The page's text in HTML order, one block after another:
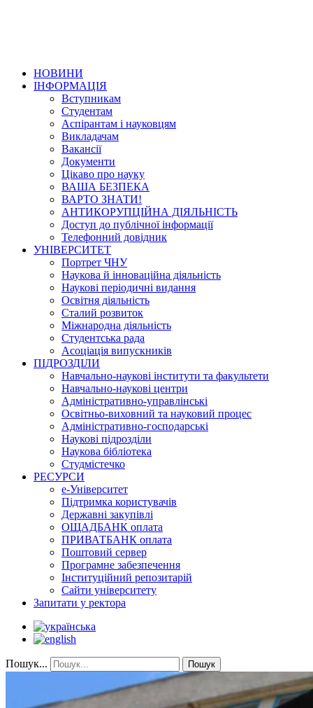
НОВИНИ
ІНФОРМАЦІЯ
Вступникам
Студентам
Аспірантам і науковцям
Викладачам
Вакансії
Документи
Цікаво про науку
ВАША БЕЗПЕКА
ВАРТО ЗНАТИ!
АНТИКОРУПЦІЙНА ДІЯЛЬНІСТЬ
Доступ до публічної інформації
Телефонний довідник
УНІВЕРСИТЕТ
Портрет ЧНУ
Наукова й інноваційна діяльність
Наукові періодичні видання
Освітня діяльність
Сталий розвиток
Міжнародна діяльність
Студентська рада
Асоціація випускників
ПІДРОЗДІЛИ
Навчально-наукові інститути та факультети
Навчально-наукові центри
Адміністративно-управлінські
Освітньо-виховний та науковий процес
Адміністративно-господарські
Наукові підрозділи
Наукова бібліотека
Студмістечко
РЕСУРСИ
е-Університет
Підтримка користувачів
Державні закупівлі
ОЩАДБАНК оплата
ПРИВАТБАНК оплата
Поштовий сервер
Програмне забезпечення
Інституційний репозитарій
Сайти університету
Запитати у ректора
Пошук... Пошук